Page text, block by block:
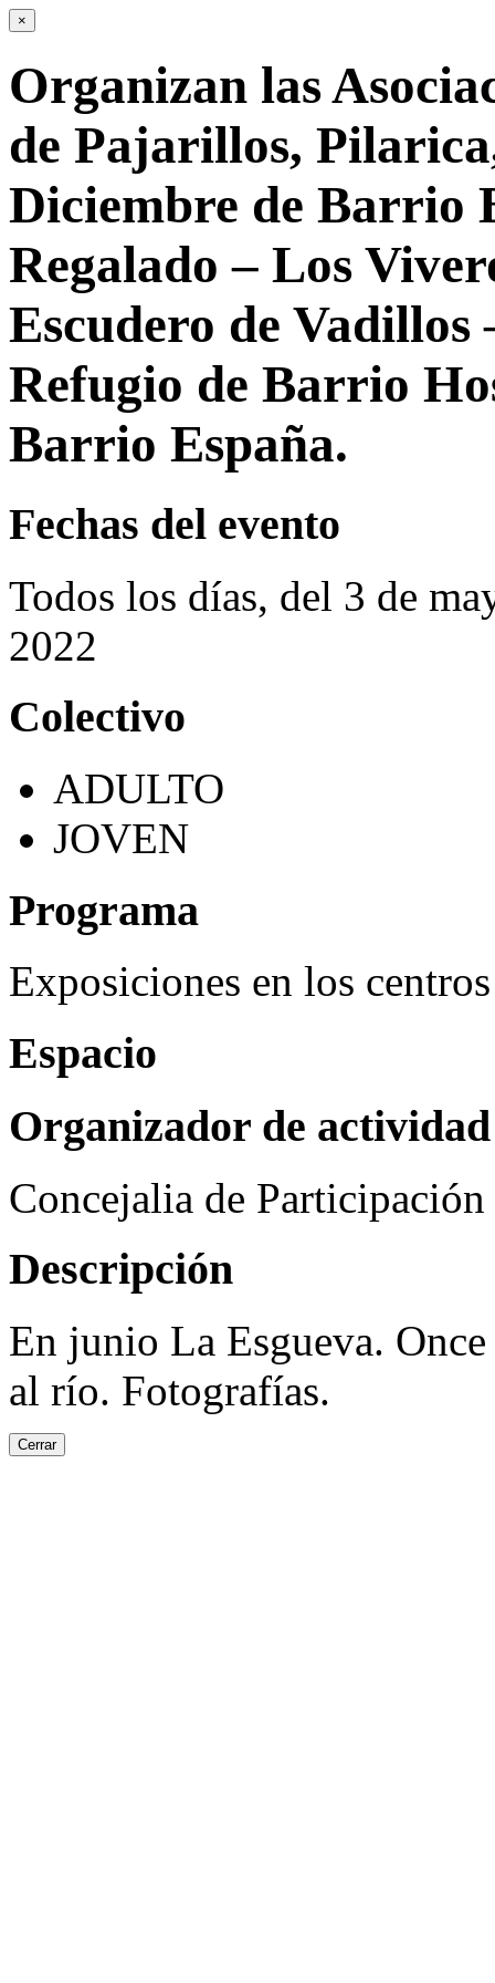
×
Organizan las
de Pajarillos,
Diciembre de Barrio
Regalado – Los
Escudero de
Refugio de Barrio
Barrio España.
Fechas del evento
Todos los días, del 3 de
2022
Colectivo
ADULTO
JOVEN
Programa
Exposiciones en los
Espacio
Organizador de actividad
Concejalia de
Descripción
En junio La Esgueva.
al río. Fotografías.
Cerrar